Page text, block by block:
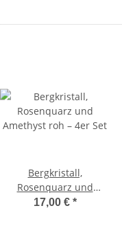
Bergkristall,
Rosenquarz und
Amethyst roh – 4er Set
17,00 € *